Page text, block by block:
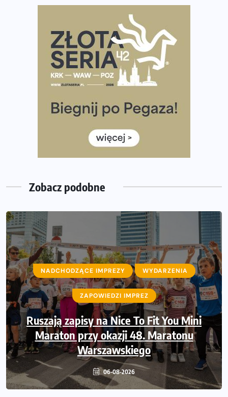
Największy Bieg Powstania Warszawskiego w historii.
Ponad 12 tysięcy uczestników pobiegło dla Bohaterów!
Tętno vs tempo – czym kierować się w bieganiu?
Co ma dużo białka? Produkty, które warto włączyć do
Rozbiegany Olsztyn szykuje się na weekend z
Już w tę sobotę 35. Bieg Powstania Warszawskiego.
Wystartuje rekordowa liczba uczestników
35. Bieg Powstania Warszawskiego – praktyczny
poradnik przed startem
Zobacz podobne
NADCHODZĄCE IMPREZY WYDARZENIA
ZAPOWIEDZI IMPREZ
Ruszają zapisy na Nice To Fit You Mini
Maraton przy okazji 48. Maratonu
Warszawskiego
06-08-2026
NADCHODZĄCE IMPREZY WYDARZENIA
ZAPOWIEDZI IMPREZ
Sprawdzone trasy wracają! Poznaj
przebieg 43. Toruń Maratonu, 17. Toruń
Półmaratonu i biegu na 5 km
06-08-2026